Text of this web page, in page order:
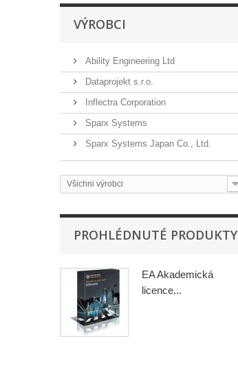
VÝROBCI
Ability Engineering Ltd
Dataprojekt s.r.o.
Inflectra Corporation
Sparx Systems
Sparx Systems Japan Co., Ltd.
Všichni výrobci
PROHLÉDNUTÉ PRODUKTY
EA Akademická
licence...